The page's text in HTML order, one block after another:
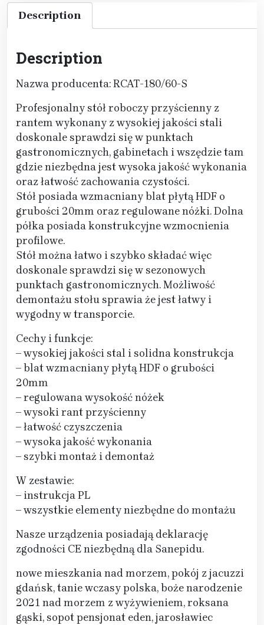
Description
Description
Nazwa producenta: RCAT-180/60-S
Profesjonalny stół roboczy przyścienny z
rantem wykonany z wysokiej jakości stali
doskonale sprawdzi się w punktach
gastronomicznych, gabinetach i wszędzie tam
gdzie niezbędna jest wysoka jakość wykonania
oraz łatwość zachowania czystości.
Stół posiada wzmacniany blat płytą HDF o
grubości 20mm oraz regulowane nóżki. Dolna
półka posiada konstrukcyjne wzmocnienia
profilowe.
Stół można łatwo i szybko składać więc
doskonale sprawdzi się w sezonowych
punktach gastronomicznych. Możliwość
demontażu stołu sprawia że jest łatwy i
wygodny w transporcie.
Cechy i funkcje:
– wysokiej jakości stal i solidna konstrukcja
– blat wzmacniany płytą HDF o grubości
20mm
– regulowana wysokość nóżek
– wysoki rant przyścienny
– łatwość czyszczenia
– wysoka jakość wykonania
– szybki montaż i demontaż
W zestawie:
– instrukcja PL
– wszystkie elementy niezbędne do montażu
Nasze urządzenia posiadają deklarację
zgodności CE niezbędną dla Sanepidu.
nowe mieszkania nad morzem, pokój z jacuzzi
gdańsk, tanie wczasy polska, boże narodzenie
2021 nad morzem z wyżywieniem, roksana
gąski, sopot pensjonat eden, jarosławiec